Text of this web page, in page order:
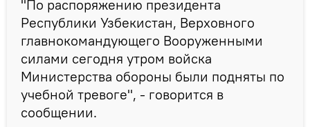
"По распоряжению президента
Республики Узбекистан, Верховного
главнокомандующего Вооруженными
силами сегодня утром войска
Министерства обороны были подняты по
учебной тревоге", - говорится в
сообщении.